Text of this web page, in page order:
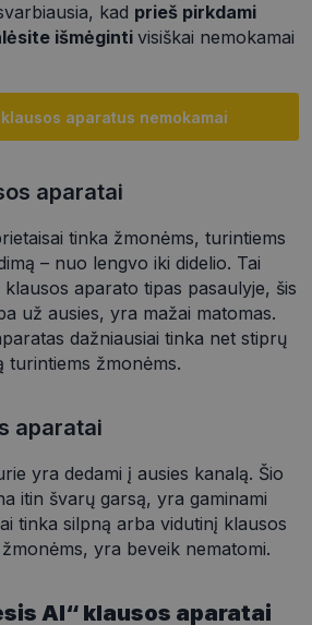
kad prieš pirkdami
išmėginti visiškai nemokamai
aparatus nemokamai
aparatai
tinka žmonėms, turintiems
– nuo lengvo iki didelio. Tai
aparato tipas pasaulyje, šis
už ausies, yra mažai matomas.
dažniausiai tinka net stiprų
turintiems žmonėms.
aparatai
yra dedami į ausies kanalą. Šio
itin švarų garsą, yra gaminami
tinka silpną arba vidutinį klausos
yra beveik nematomi.
AI“ klausos aparatai